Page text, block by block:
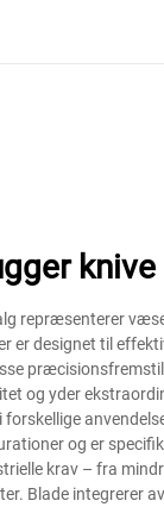
repræsenterer
er designet til
og yder
og er
krav – fra
Blade integrerer